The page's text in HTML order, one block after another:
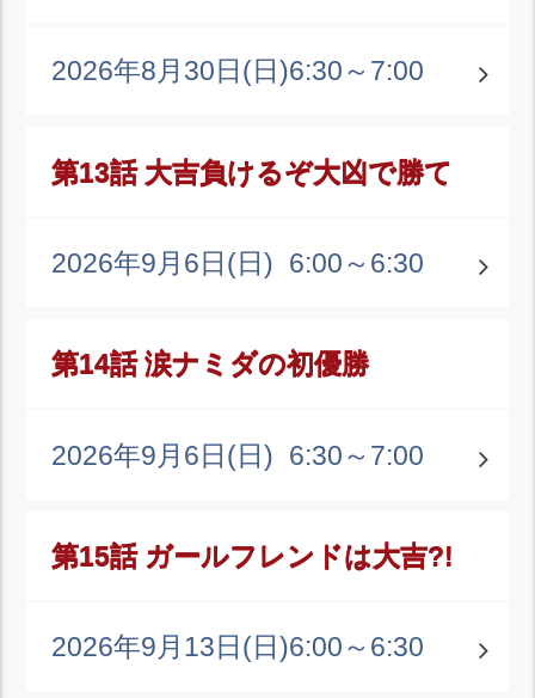
2026年8月30日(日)6:30～7:00
第13話 大吉負けるぞ大凶で勝て
2026年9月6日(日) 6:00～6:30
第14話 涙ナミダの初優勝
2026年9月6日(日) 6:30～7:00
第15話 ガールフレンドは大吉?!
2026年9月13日(日)6:00～6:30